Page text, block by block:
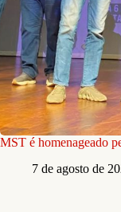
MST é homenageado
7 de agosto de